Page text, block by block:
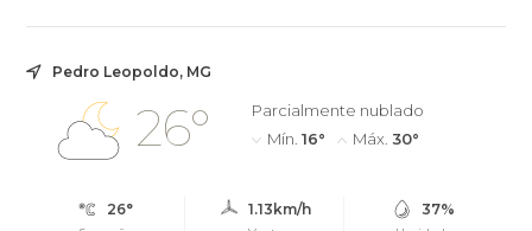
Pedro Leopoldo, MG
26°
Parcialmente nublado
Mín. 16° Máx. 30°
26° 1.13km/h 37%